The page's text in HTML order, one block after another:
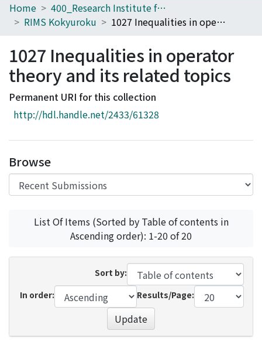
Home
Browse
Download Ranking
Access Statistics
Home
400_Research Institute for Mathematical Sciences
RIMS Kokyuroku
1027 Inequalities in operator theory and its related topics
1027 Inequalities in operator
theory and its related topics
Permanent URI for this collection
http://hdl.handle.net/2433/61328
Browse
List Of Items (Sorted by Table of contents in
Ascending order): 1-20 of 20
Sort by:
In order:
Results/Page:
Update